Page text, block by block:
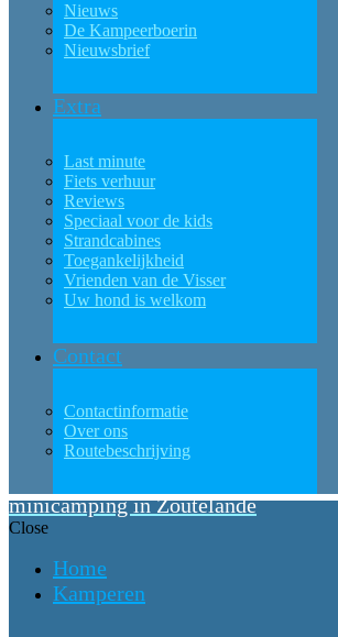
Nieuws
De Kampeerboerin
Nieuwsbrief
Extra
Last minute
Fiets verhuur
Reviews
Speciaal voor de kids
Strandcabines
Toegankelijkheid
Vrienden van de Visser
Uw hond is welkom
Contact
Contactinformatie
Over ons
Routebeschrijving
minicamping in Zoutelande
Close
Home
Kamperen